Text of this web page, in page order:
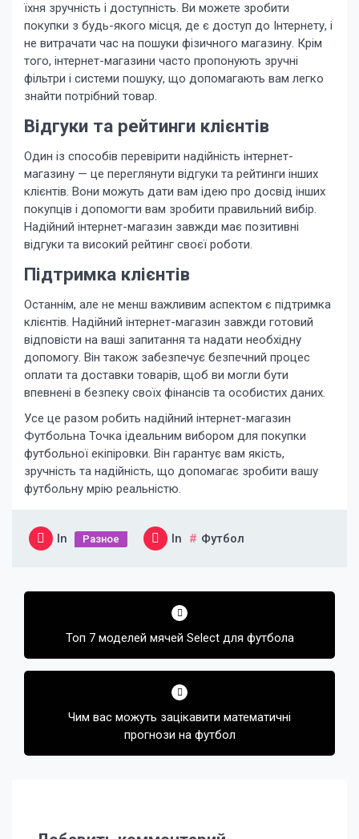
їхня зручність і доступність. Ви можете зробити
покупки з будь-якого місця, де є доступ до Інтернету, і
не витрачати час на пошуки фізичного магазину. Крім
того, інтернет-магазини часто пропонують зручні
фільтри і системи пошуку, що допомагають вам легко
знайти потрібний товар.
Відгуки та рейтинги клієнтів
Один із способів перевірити надійність інтернет-
магазину — це переглянути відгуки та рейтинги інших
клієнтів. Вони можуть дати вам ідею про досвід інших
покупців і допомогти вам зробити правильний вибір.
Надійний інтернет-магазин завжди має позитивні
відгуки та високий рейтинг своєї роботи.
Підтримка клієнтів
Останнім, але не менш важливим аспектом є підтримка
клієнтів. Надійний інтернет-магазин завжди готовий
відповісти на ваші запитання та надати необхідну
допомогу. Він також забезпечує безпечний процес
оплати та доставки товарів, щоб ви могли бути
впевнені в безпеку своїх фінансів та особистих даних.
Усе це разом робить надійний інтернет-магазин
Футбольна Точка ідеальним вибором для покупки
футбольної екіпіровки. Він гарантує вам якість,
зручність та надійність, що допомагає зробити вашу
футбольну мрію реальністю.
In Разное In Футбол
Навигация
записямТоп 7 моделей мячей Select для футбола
Чим вас можуть зацікавити математичні
прогнози на футбол